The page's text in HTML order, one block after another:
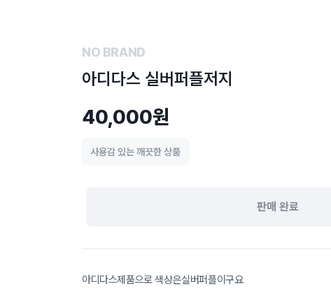
NO BRAND
아디다스 실버퍼플저지
40,000원
사용감 있는 깨끗한 상품
판매 완료
아디다스제품으로 색상은실버퍼플이구요